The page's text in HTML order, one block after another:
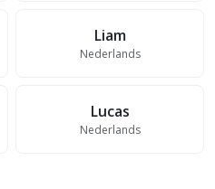
Liam
Nederlands
Lucas
Nederlands